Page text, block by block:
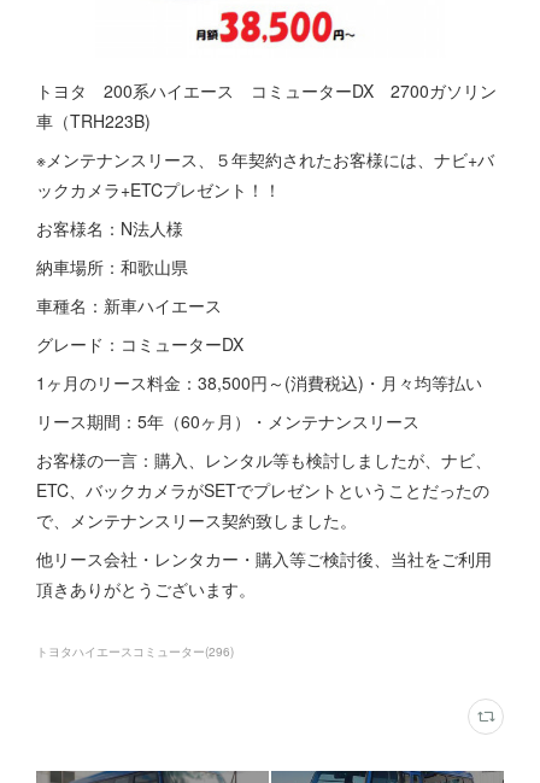
トヨタ 200系ハイエース コミューターDX 2700ガソリン
車（TRH223B)
※メンテナンスリース、５年契約されたお客様には、ナビ+バ
ックカメラ+ETCプレゼント！！
お客様名：N法人様
納車場所：和歌山県
車種名：新車ハイエース
グレード：コミューターDX
1ヶ月のリース料金：38,500円～(消費税込)・月々均等払い
リース期間：5年（60ヶ月）・メンテナンスリース
お客様の一言：購入、レンタル等も検討しましたが、ナビ、
ETC、バックカメラがSETでプレゼントということだったの
で、メンテナンスリース契約致しました。
他リース会社・レンタカー・購入等ご検討後、当社をご利用
頂きありがとうございます。
トヨタハイエースコミューター(296)